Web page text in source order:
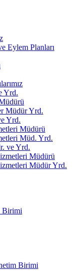
Eylem Planları
Yrd.
Müdür Yrd.
Yrd.
Müdürü
Müd. Yrd.
ve Yrd.
Müdürü
Müdür Yrd.
Birimi
Birimi